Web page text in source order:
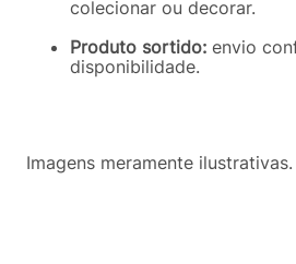
colecionar ou decorar.
Produto sortido: envio
disponibilidade.
Imagens meramente